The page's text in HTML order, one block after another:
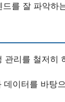
드를 잘 파악하
관리를 철저히
데이터를 바탕